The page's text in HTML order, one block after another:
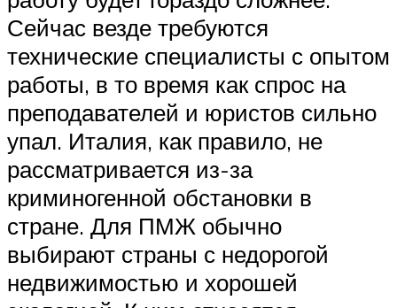
Сейчас везде требуются
технические специалисты с опытом
работы, в то время как спрос на
преподавателей и юристов сильно
упал. Италия, как правило, не
рассматривается из-за
криминогенной обстановки в
стране. Для ПМЖ обычно
выбирают страны с недорогой
недвижимостью и хорошей